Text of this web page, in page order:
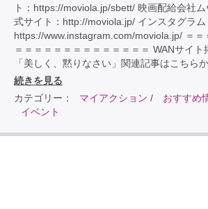
ト：https://moviola.jp/sbett/ 映画配給会社
式サイト：http://moviola.jp/ インスタグラム
https://www.instagram.com/moviola.jp/ ＝＝
＝＝＝＝＝＝＝＝＝＝＝＝＝＝ WANサイト
「美しく、黙りなさい」関連記事はこちら
続きを見る
カテゴリー：
マイアクション / おすすめ
イベント